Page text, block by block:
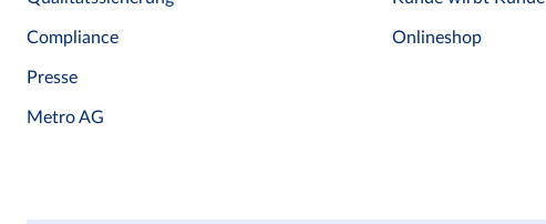
Compliance
Presse
Metro AG
Onlineshop